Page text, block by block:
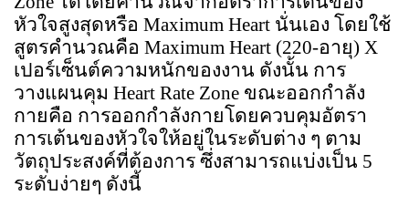
หัวใจสูงสุดหรือ Maximum Heart นั่นเอง โดยใช้
สูตรคำนวณคือ Maximum Heart (220-อายุ) X
เปอร์เซ็นต์ความหนักของงาน ดังนั้น การ
วางแผนคุม Heart Rate Zone ขณะออกกำลัง
กายคือ การออกกำลังกายโดยควบคุมอัตรา
การเต้นของหัวใจให้อยู่ในระดับต่าง ๆ ตาม
วัตถุประสงค์ที่ต้องการ ซึ่งสามารถแบ่งเป็น 5
ระดับง่ายๆ ดังนี้